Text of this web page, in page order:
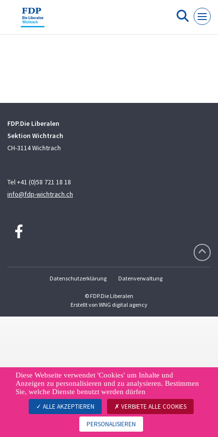
FDP.Die Liberalen
Sektion Wichtrach
CH-3114 Wichtrach
Tel +41 (0)58 721 18 18
info@fdp-wichtrach.ch
Datenschutzerklärung Datenverwaltung
© FDP.Die Liberalen
Erstellt von WNG digital agency
Cookie-Einstellungen
Diese Webseite verwendet 'Cookies' um Inhalte und
Anzeigen zu personalisieren und zu analysieren. Bestimmen
Sie, welche Dienste benutzt werden dürfen
ALLE AKZEPTIEREN VERBIETE ALLE COOKIES
PERSONALISIEREN